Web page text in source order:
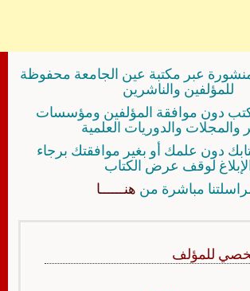
عبر مكتبة عين الجامعة محفوظة
للمؤلفين والناشرين
دون موافقة المؤلفين ومؤسسات
والمجلات والدوريات العلمية
دون علمك أو بغير موافقتك برجاء
لوقف عرض الكتاب
مباشرة من هنــــــا
للمؤلف